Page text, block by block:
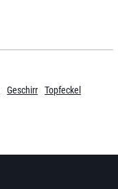
Geschirr
Topfeckel